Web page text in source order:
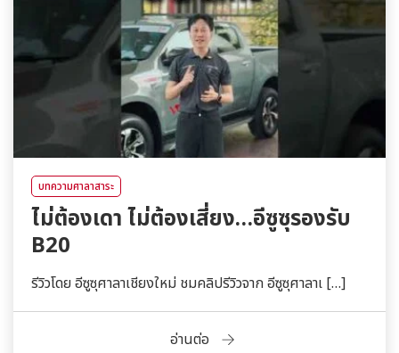
บทความศาลาสาระ
ไม่ต้องเดา ไม่ต้องเสี่ยง…อีซูซุรองรับ
B20
รีวิวโดย อีซูซุศาลาเชียงใหม่ ชมคลิปรีวิวจาก อีซูซุศาลาเ […]
อ่านต่อ